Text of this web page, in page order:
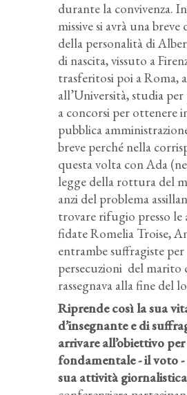
durante la convivenza.
missive si avrà una breve
della personalità di
di nascita, vissuto a
trasferitosi poi a Roma,
all’Università, studia
a concorsi per ottenere
pubblica
breve perché nella
questa volta con Ada
legge della rottura del
anzi del problema
trovare rifugio presso le
fidate Romelia Troise,
entrambe suffragiste
persecuzioni del marito
rassegnava alla fine del
Riprende così la sua
d’insegnante e di
arrivare all’obiettivo
fondamentale - il voto
sua attività giornalistica